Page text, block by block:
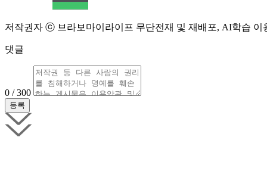
저작권자 ⓒ 브라보마이라이프 무단전재 및 재배포, AI학습 이
댓글
0 / 300